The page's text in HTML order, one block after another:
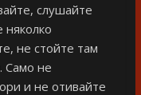
слушайте
няколко
не стойте там
Само не
и не отивайте